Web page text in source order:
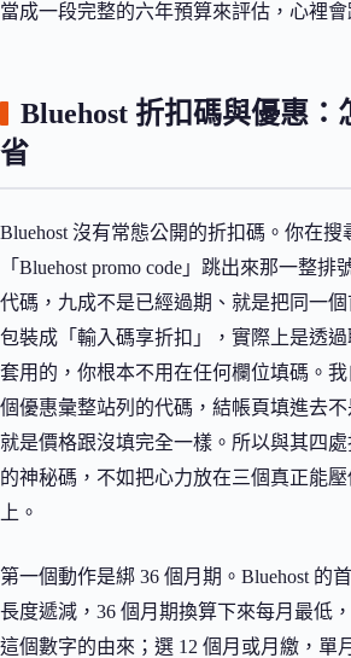
當成一段完整的六年預算來評估，心裡會
Bluehost 折扣碼與優惠：
省
Bluehost 沒有常態公開的折扣碼。你在搜
「Bluehost promo code」跳出來那一整排
代碼，九成不是已經過期、就是把同一
包裝成「輸入碼享折扣」，實際上是透
套用的，你根本不用在任何欄位填碼。
個優惠彙整站列的代碼，結帳頁填進去不
就是價格跟沒填完全一樣。所以與其四
的神秘碼，不如把心力放在三個真正能
上。
第一個動作是綁 36 個月期。Bluehost 的
長度遞減，36 個月期換算下來每月最低
這個數字的由來；選 12 個月或月繳，單